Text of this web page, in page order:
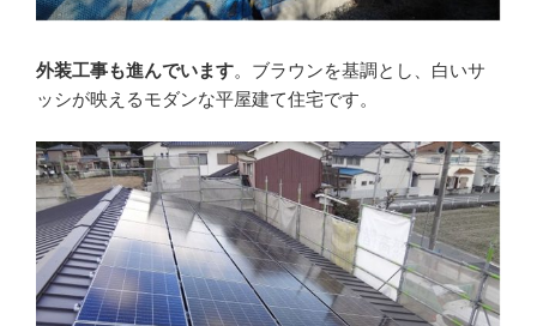
外装工事も進んでいます。ブラウンを基調とし、白いサ
ッシが映えるモダンな平屋建て住宅です。